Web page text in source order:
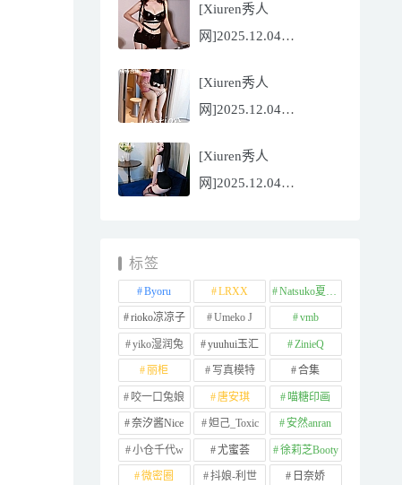
[71P/960.78MB]
[Xiuren秀人
网]2025.12.04
[86P/762.32MB]
[Xiuren秀人
网]2025.12.04
Well11[67P/745.99MB]
[Xiuren秀人
网]2025.12.04
标签
Byoru LRXX Natsuko夏夏子
rioko凉凉子 Umeko J vmb
yiko湿润兔 yuuhui玉汇 ZinieQ
丽柜 写真模特 合集
咬一口兔娘 唐安琪 喵糖印画
奈汐酱Nice 妲己_Toxic 安然anran
小仓千代w 尤蜜荟 徐莉芝Booty
微密圈 抖娘-利世 日奈娇